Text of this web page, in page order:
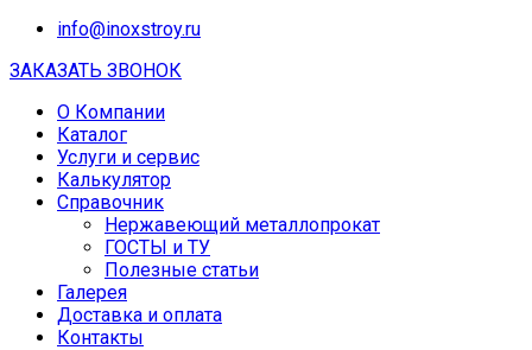
info@inoxstroy.ru
ЗАКАЗАТЬ ЗВОНОК
О Компании
Каталог
Услуги и сервис
Калькулятор
Справочник
Нержавеющий металлопрокат
ГОСТЫ и ТУ
Полезные статьи
Галерея
Доставка и оплата
Контакты